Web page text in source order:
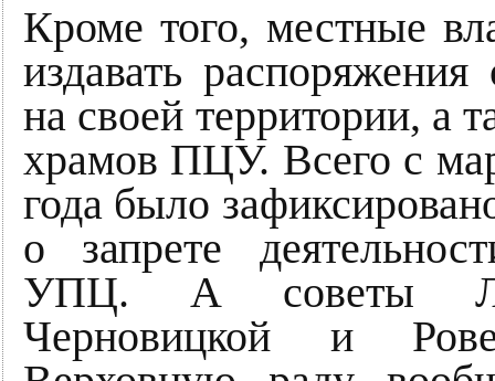
Кроме того, местные
издавать
на своей территории, а
храмов ПЦУ. Всего с
года было
о запрете
УПЦ. А советы
Черновицкой и